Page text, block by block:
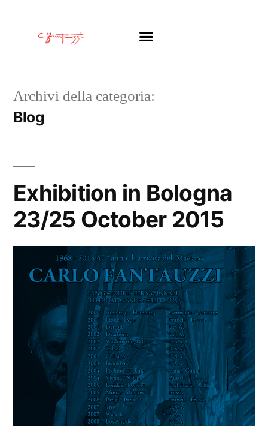
Archivi della categoria:
Blog
Exhibition in Bologna
23/25 October 2015